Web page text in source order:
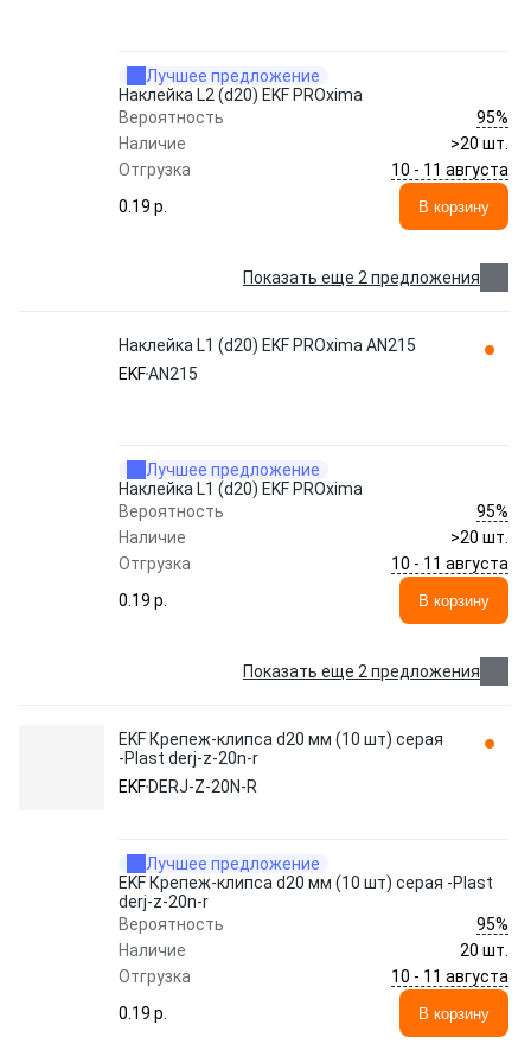
Лучшее предложение
Наклейка L2 (d20) EKF PROxima
Вероятность
95%
Наличие
>20 шт.
Отгрузка
10 - 11 августа
0.19 p.
В корзину
Показать еще 2 предложения
Наклейка L1 (d20) EKF PROxima AN215
EKFAN215
Лучшее предложение
Наклейка L1 (d20) EKF PROxima
Вероятность
95%
Наличие
>20 шт.
Отгрузка
10 - 11 августа
0.19 p.
В корзину
Показать еще 2 предложения
EKF Крепеж-клипса d20 мм (10 шт) серая
-Plast derj-z-20n-r
EKF DERJ-Z-20N-R
Лучшее предложение
EKF Крепеж-клипса d20 мм (10 шт) серая -Plast
derj-z-20n-r
Вероятность
95%
Наличие
20 шт.
Отгрузка
10 - 11 августа
0.19 p.
В корзину